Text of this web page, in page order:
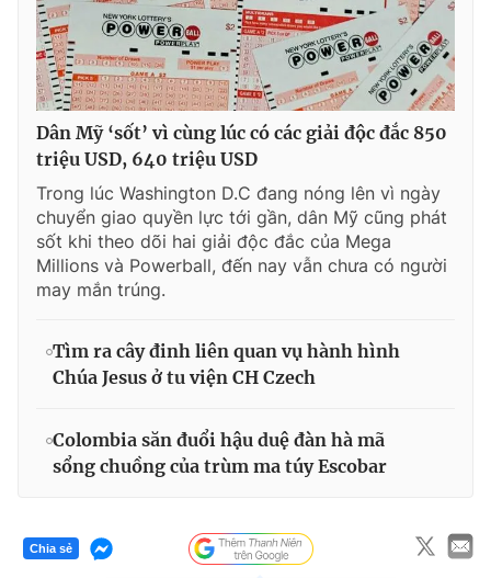
Dân Mỹ ‘sốt’ vì cùng lúc có các giải độc đắc 850
triệu USD, 640 triệu USD
Trong lúc Washington D.C đang nóng lên vì ngày
chuyển giao quyền lực tới gần, dân Mỹ cũng phát
sốt khi theo dõi hai giải độc đắc của Mega
Millions và Powerball, đến nay vẫn chưa có người
may mắn trúng.
Tìm ra cây đinh liên quan vụ hành hình
Chúa Jesus ở tu viện CH Czech
Colombia săn đuổi hậu duệ đàn hà mã
sổng chuồng của trùm ma túy Escobar
Chia sẻ